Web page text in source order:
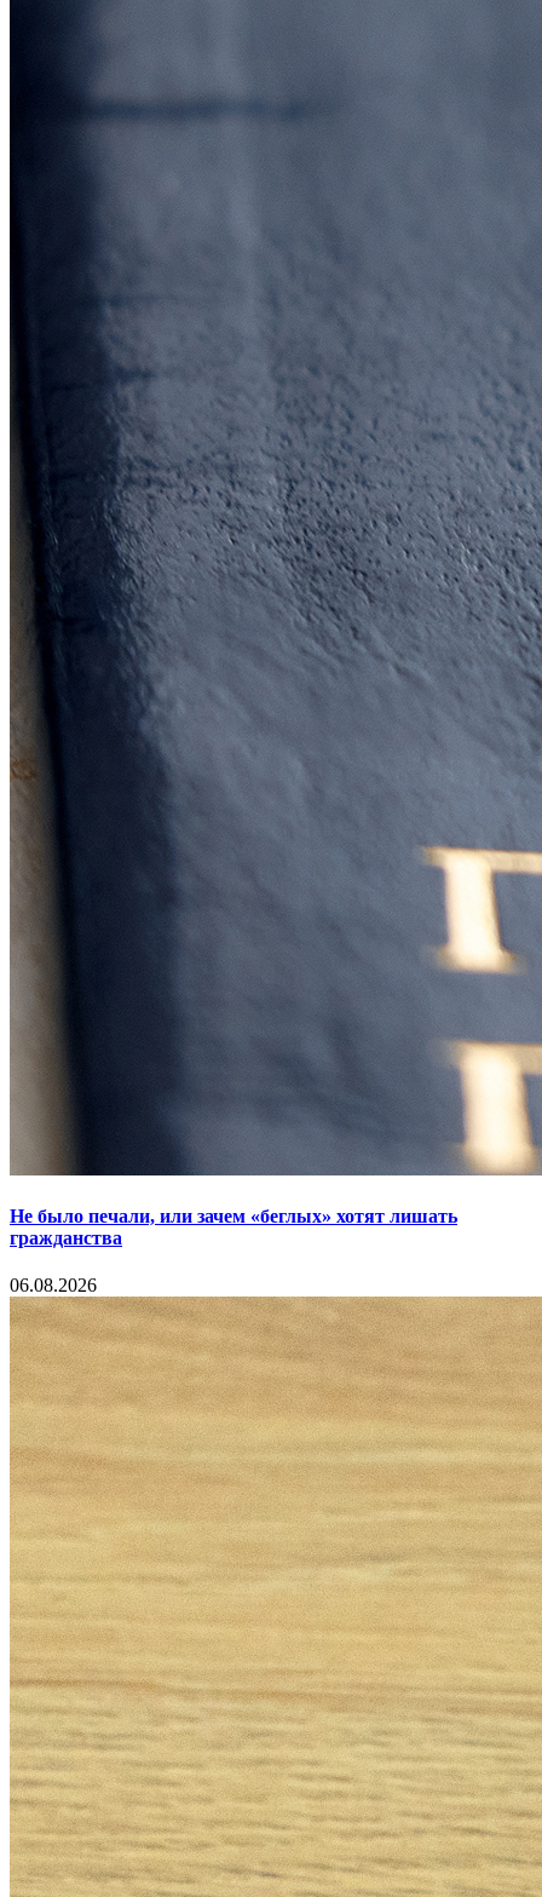
Не было печали, или зачем «беглых» хотят лишать
гражданства
06.08.2026